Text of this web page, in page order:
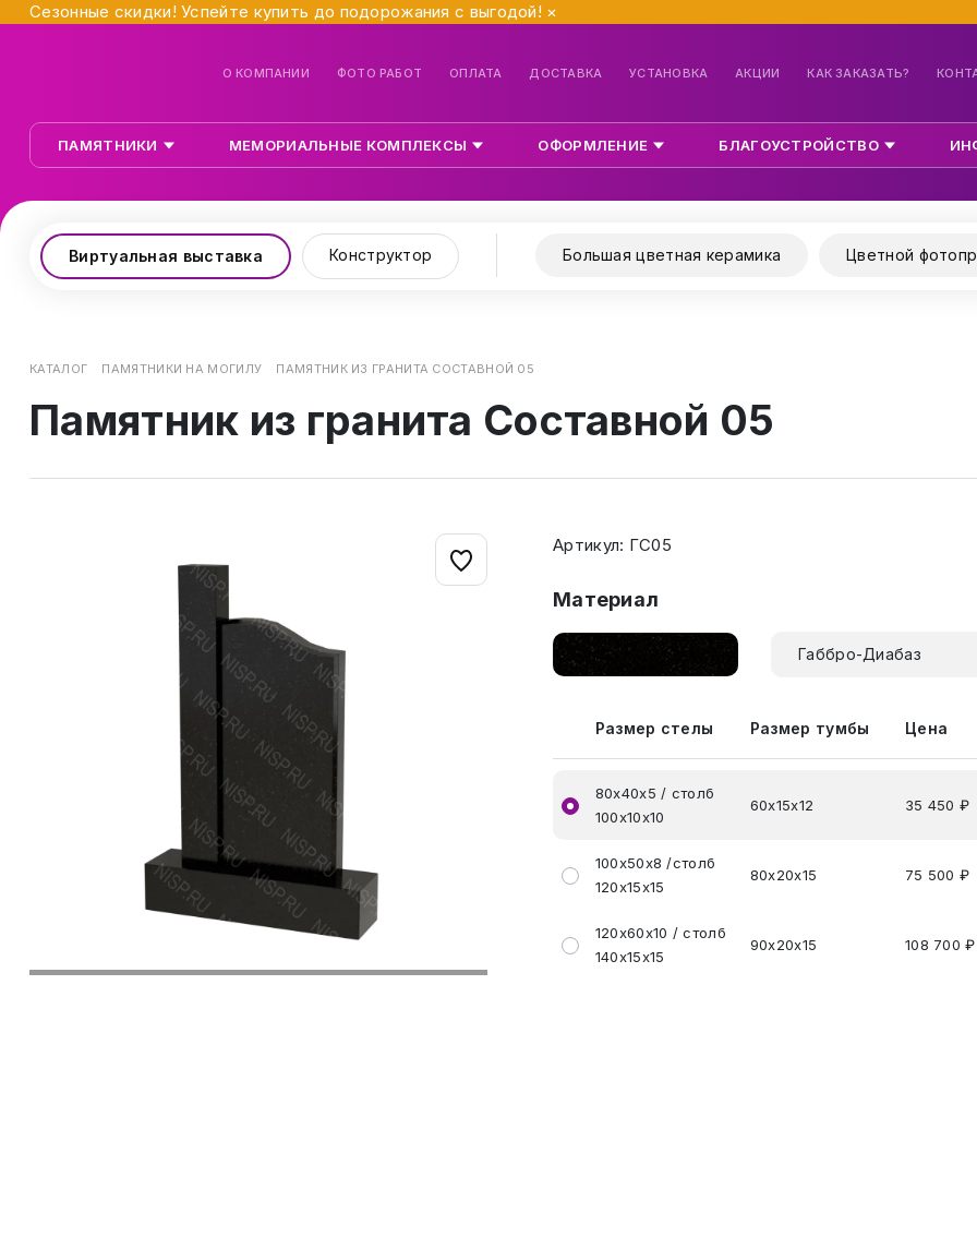
Сезонные скидки! Успейте купить до подорожания с выгодой! ×
О КОМПАНИИ ФОТО РАБОТ ОПЛАТА ДОСТАВКА УСТАНОВКА АКЦИИ КАК ЗАКАЗАТЬ?
ПАМЯТНИКИ МЕМОРИАЛЬНЫЕ КОМПЛЕКСЫ ОФОРМЛЕНИЕ БЛАГОУСТРОЙСТВО
Виртуальная выставка Конструктор Большая цветная керамика Цветной
КАТАЛОГ ПАМЯТНИКИ НА МОГИЛУ ПАМЯТНИК ИЗ ГРАНИТА СОСТАВНОЙ 05
Памятник из гранита Составной 05
Артикул: ГС05
Материал
Габбро-Диабаз
Размер стелы Размер тумбы Цена
80х40х5 / столб
100х10х10
60х15х12 35 450 ₽
100х50х8 /столб
120х15х15
80х20х15 75 500 ₽
120х60х10 / столб
140х15х15
90х20х15 108 700 ₽